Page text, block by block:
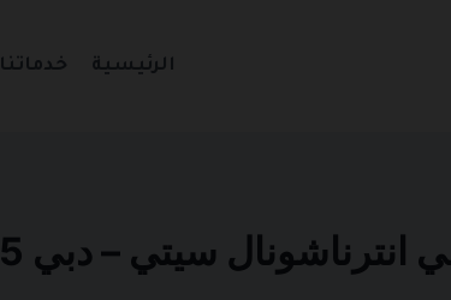
الرئيسية خدماتنا
سيتي – دبي 0501270935